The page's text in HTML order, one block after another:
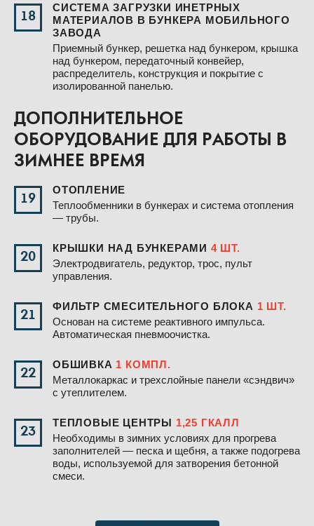
18
СИСТЕМА ЗАГРУЗКИ ИНЕТРНЫХ
МАТЕРИАЛОВ В БУНКЕРА МОБИЛЬНОГО
ЗАВОДА
Приемный бункер, решетка над бункером, крышка
над бункером, передаточный конвейер,
распределитель, конструкция и покрытие с
изолированной панелью.
ДОПОЛНИТЕЛЬНОЕ
ОБОРУДОВАНИЕ ДЛЯ РАБОТЫ В
ЗИМНЕЕ ВРЕМЯ
19
ОТОПЛЕНИЕ
Теплообменники в бункерах и система отопления
— трубы.
20
КРЫШКИ НАД БУНКЕРАМИ 4 ШТ.
Электродвигатель, редуктор, трос, пульт
управления.
21
ФИЛЬТР СМЕСИТЕЛЬНОГО БЛОКА 1 ШТ.
Основан на системе реактивного импульса.
Автоматическая пневмоочистка.
22
ОБШИВКА 1 КОМПЛ.
Металлокаркас и трехслойные панели «сэндвич»
с утеплителем.
23
ТЕПЛОВЫЕ ЦЕНТРЫ 1,25 ГКАЛЛ
Необходимы в зимних условиях для прогрева
заполнителей — песка и щебня, а также подогрева
воды, используемой для затворения бетонной
смеси.